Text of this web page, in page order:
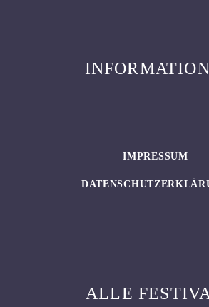
IMPRESSUM
ALLE